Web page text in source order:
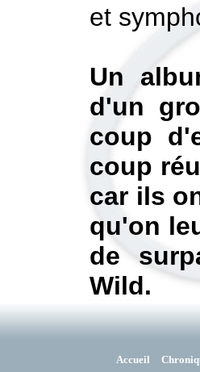
et
Un
d'un
coup
coup
car ils
qu'on
de
Wild.
Accueil